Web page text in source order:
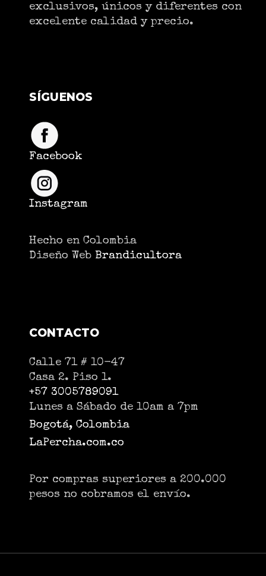
exclusivos, únicos y diferentes con
excelente calidad y precio.
SÍGUENOS
Facebook
Instagram
Hecho en Colombia
Diseño Web Brandicultora
CONTACTO
Calle 71 # 10-47
Casa 2. Piso 1.
+57 3005789091
Lunes a Sábado de 10am a 7pm
Bogotá, Colombia
LaPercha.com.co
Por compras superiores a 200.000
pesos no cobramos el envío.